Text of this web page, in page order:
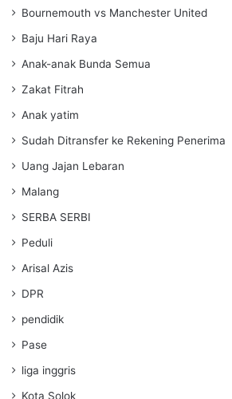
Bournemouth vs Manchester United
Baju Hari Raya
Anak-anak Bunda Semua
Zakat Fitrah
Anak yatim
Sudah Ditransfer ke Rekening Penerima
Uang Jajan Lebaran
Malang
SERBA SERBI
Peduli
Arisal Azis
DPR
pendidik
Pase
liga inggris
Kota Solok